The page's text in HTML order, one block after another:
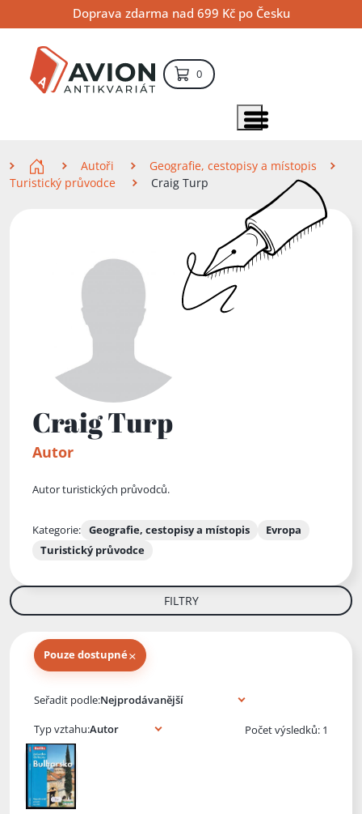
na
obsah
na
navigaci
na
vyhledávání
Doprava zdarma nad 699 Kč po Česku
0položek – košík
Zobrazit položky menu
Autoři
Geografie, cestopisy a místopis
Turistický průvodce
Craig Turp
Craig Turp
Autor
Autor turistických průvodců.
Kategorie: Geografie, cestopisy a místopis
Evropa
Turistický průvodce
FILTRY
Pouze dostupné×
Seřadit podle:
Typ vztahu:
Počet výsledků: 1